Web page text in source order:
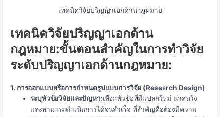
เทคนิควิจัยปริญญาเอกด้านกฎหมาย
เทคนิควิจัยปริญญาเอกด้าน
กฎหมาย:ขั้นตอนสำคัญในการทำวิจัย
ระดับปริญญาเอกด้านกฎหมาย:
1. การออกแบบหรือการกำหนดรูปแบบการวิจัย (Research Design)
ระบุหัวข้อวิจัยและปัญหา:เลือกหัวข้อที่มีแปลกใหม่ น่าสนใจ
และสามารถดำเนินการได้จนสำเร็จ ที่สำคัญคือต้องมีความ